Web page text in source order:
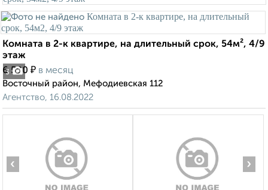
3
Комната в 2-к квартире, на длительный срок, 54м², 4/9
этаж
6 500 ₽ в месяц
Восточный район, Мефодиевская 112
Агентство, 16.08.2022
‹ ›